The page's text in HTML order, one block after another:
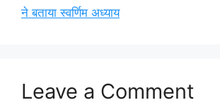
ने बताया स्वर्णिम अध्याय
Leave a Comment